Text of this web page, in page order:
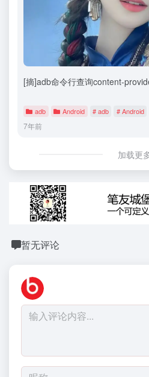
[摘]adb命令行查询content-
adb Android # adb # Android
7年前
加载更
暂无评论